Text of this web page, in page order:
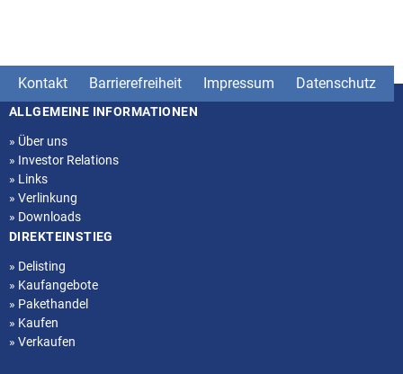
Kontakt Barrierefreiheit Impressum Datenschutz
Seitenstruktur
ALLGEMEINE INFORMATIONEN
» Über uns
» Investor Relations
» Links
» Verlinkung
» Downloads
DIREKTEINSTIEG
» Delisting
» Kaufangebote
» Pakethandel
» Kaufen
» Verkaufen